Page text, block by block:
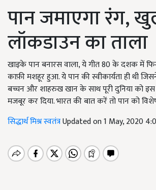
पान जमाएगा रंग,
लॉकडाउन का ताला
खाइके पान बनारस वाला, ये गीत 80 के दशक में
काफ़ी मशहूर हुआ. ये पान की स्वीकार्यता ही थी
बच्चन और शाहरुख खान के साथ पूरी दुनिया को
मजबूर कर दिया. भारत की बात करें तो पान को विशेष
सिद्धार्थ मिश्र स्वतंत्रUpdated on 1 May, 2020